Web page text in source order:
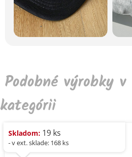
Podobné výrobky
kategórii
Skladom: 19 ks
- v ext. sklade: 168 ks